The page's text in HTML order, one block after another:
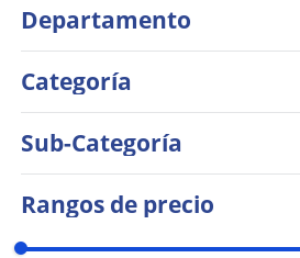
Departamento
Perros
Categoría
Sub-Categoría
Rangos de precio